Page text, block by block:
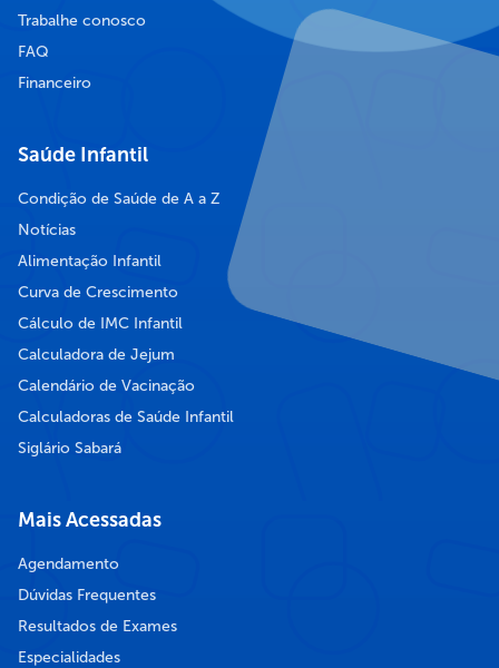
Trabalhe conosco
FAQ
Financeiro
Saúde Infantil
Condição de Saúde de A a Z
Notícias
Alimentação Infantil
Curva de Crescimento
Cálculo de IMC Infantil
Calculadora de Jejum
Calendário de Vacinação
Calculadoras de Saúde Infantil
Siglário Sabará
Mais Acessadas
Agendamento
Dúvidas Frequentes
Resultados de Exames
Especialidades